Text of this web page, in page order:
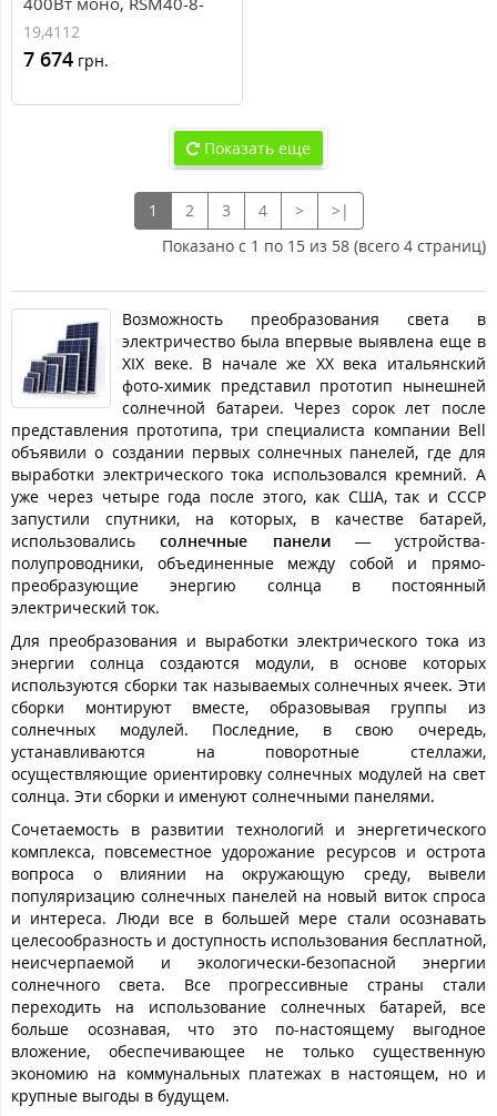
400M Risen 9BB TITAN S
BLACK FRAME (solar-722)
19,4112
7 674 грн.
Показать еще
1 2 3 4 >
>|
Показано с 1 по 15 из 58 (всего 4 страниц)
Возможность преобразования света в
электричество была впервые выявлена еще в
XIX веке. В начале же XX века итальянский
фото-химик представил прототип нынешней
солнечной батареи. Через сорок лет после
представления прототипа, три специалиста компании Bell
объявили о создании первых солнечных панелей, где для
выработки электрического тока использовался кремний. А
уже через четыре года после этого, как США, так и СССР
запустили спутники, на которых, в качестве батарей,
использовалисьсолнечные панели— устройства-
полупроводники, объединенные между собой и прямо-
преобразующие энергию солнца в постоянный
электрический ток.
Для преобразования и выработки электрического тока из
энергии солнца создаются модули, в основе которых
используются сборки так называемых солнечных ячеек. Эти
сборки монтируют вместе, образовывая группы из
солнечных модулей. Последние, в свою очередь,
устанавливаются на поворотные стеллажи,
осуществляющие ориентировку солнечных модулей на свет
солнца. Эти сборки и именуют солнечными панелями.
Сочетаемость в развитии технологий и энергетического
комплекса, повсеместное удорожание ресурсов и острота
вопроса о влиянии на окружающую среду, вывели
популяризацию солнечных панелей на новый виток спроса
и интереса. Люди все в большей мере стали осознавать
целесообразность и доступность использования бесплатной,
неисчерпаемой и экологически-безопасной энергии
солнечного света. Все прогрессивные страны стали
переходить на использование солнечных батарей, все
больше осознавая, что это по-настоящему выгодное
вложение, обеспечивающее не только существенную
экономию на коммунальных платежах в настоящем, но и
крупные выгоды в будущем.